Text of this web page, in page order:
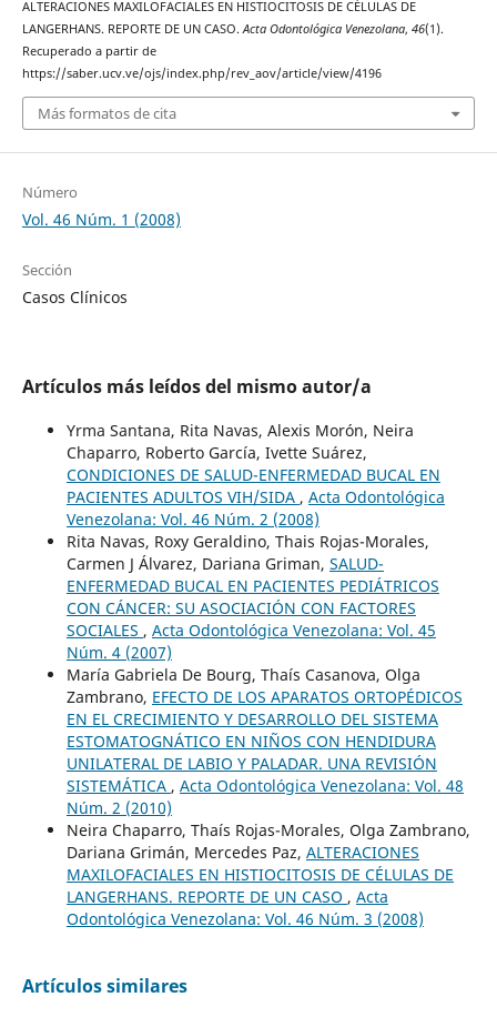
ALTERACIONES MAXILOFACIALES EN HISTIOCITOSIS DE CÉLULAS DE
LANGERHANS. REPORTE DE UN CASO.Acta Odontológica Venezolana, 46(1).
Recuperado a partir de
https://saber.ucv.ve/ojs/index.php/rev_aov/article/view/4196
Más formatos de cita
Número
Vol. 46 Núm. 1 (2008)
Sección
Casos Clínicos
Artículos más leídos del mismo autor/a
Yrma Santana, Rita Navas, Alexis Morón, Neira
Chaparro, Roberto García, Ivette Suárez,
CONDICIONES DE SALUD-ENFERMEDAD BUCAL EN
PACIENTES ADULTOS VIH/SIDA , Acta Odontológica
Venezolana: Vol. 46 Núm. 2 (2008)
Rita Navas, Roxy Geraldino, Thais Rojas-Morales,
Carmen J Álvarez, Dariana Griman, SALUD-
ENFERMEDAD BUCAL EN PACIENTES PEDIÁTRICOS
CON CÁNCER: SU ASOCIACIÓN CON FACTORES
SOCIALES , Acta Odontológica Venezolana: Vol. 45
Núm. 4 (2007)
María Gabriela De Bourg, Thaís Casanova, Olga
Zambrano, EFECTO DE LOS APARATOS ORTOPÉDICOS
EN EL CRECIMIENTO Y DESARROLLO DEL SISTEMA
ESTOMATOGNÁTICO EN NIÑOS CON HENDIDURA
UNILATERAL DE LABIO Y PALADAR. UNA REVISIÓN
SISTEMÁTICA , Acta Odontológica Venezolana: Vol. 48
Núm. 2 (2010)
Neira Chaparro, Thaís Rojas-Morales, Olga Zambrano,
Dariana Grimán, Mercedes Paz, ALTERACIONES
MAXILOFACIALES EN HISTIOCITOSIS DE CÉLULAS DE
LANGERHANS. REPORTE DE UN CASO , Acta
Odontológica Venezolana: Vol. 46 Núm. 3 (2008)
Artículos similares